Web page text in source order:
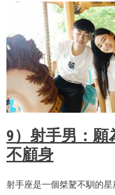
9）射手男：願
不顧身
射手座是一個桀驁不馴的